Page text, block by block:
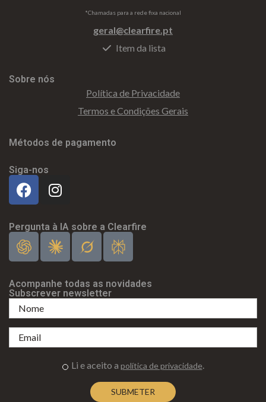
*Chamadas para a rede fixa nacional
geral@clearfire.pt
Item da lista
Sobre nós
Política de Privacidade
Termos e Condições Gerais
Métodos de pagamento
Siga-nos
Pergunta à IA sobre a Clearfire
Acompanhe todas as novidades
Subscrever newsletter
Li e aceito a política de privacidade.